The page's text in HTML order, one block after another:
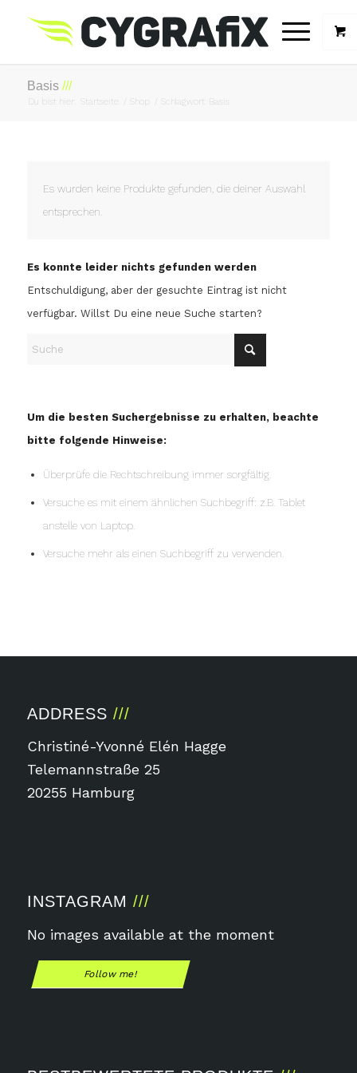
Basis
Du bist hier: Startseite Shop Schlagwort: Basis
Es wurden keine Produkte gefunden, die deiner Auswahl
entsprechen.
Es konnte leider nichts gefunden werden
Entschuldigung, aber der gesuchte Eintrag ist nicht
verfügbar. Willst Du eine neue Suche starten?
Um die besten Suchergebnisse zu erhalten, beachte
bitte folgende Hinweise:
Überprüfe die Rechtschreibung immer sorgfältig.
Versuche es mit einem ähnlichen Suchbegriff: z.B. Tablet
anstelle von Laptop.
Versuche mehr als einen Suchbegriff zu verwenden.
ADDRESS
Christiné-Yvonné Elén Hagge
Telemannstraße 25
20255 Hamburg
INSTAGRAM
No images available at the moment
Follow me!